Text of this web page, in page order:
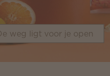
weg ligt voor je open